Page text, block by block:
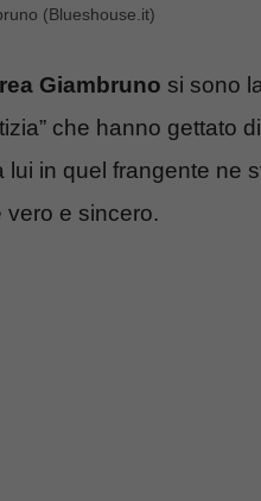
(Blueshouse.it)
Giambruno si sono
che hanno gettato
lui in quel frangente ne
vero e sincero.